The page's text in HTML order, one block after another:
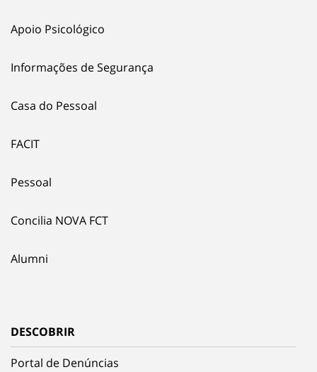
Apoio Psicológico
Informações de Segurança
Casa do Pessoal
FACIT
Pessoal
Concilia NOVA FCT
Alumni
DESCOBRIR
Portal de Denúncias